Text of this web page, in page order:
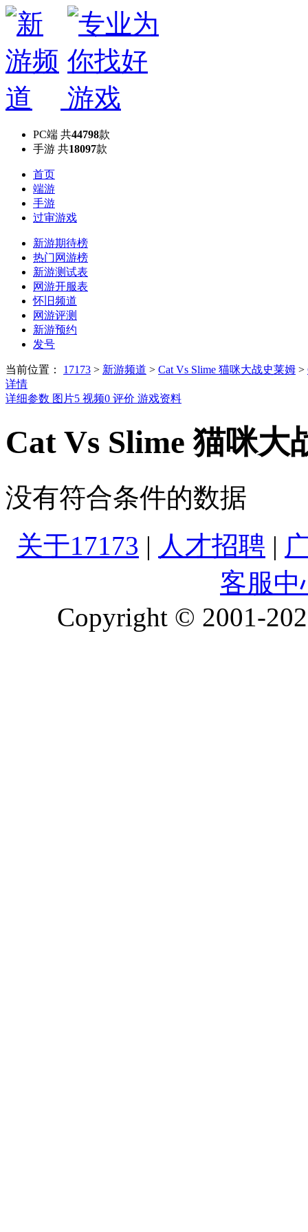
PC端 共44798款
手游 共18097款
首页
端游
手游
过审游戏
新游期待榜
热门网游榜
新游测试表
网游开服表
怀旧频道
网游评测
新游预约
发号
当前位置： 17173 > 新游频道 > Cat Vs Slime 猫咪大战史莱姆 >
详情
详细参数 图片5 视频0 评价 游戏资料
Cat Vs Slime 猫咪大
没有符合条件的数据
关于17173 | 人才招聘 |
客服中
Copyright © 2001-